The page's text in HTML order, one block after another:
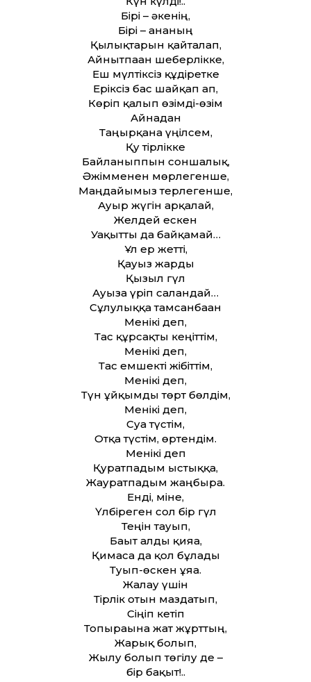
Бірі – әкенің,
Бірі – ананың
Қылықтарын қайталап,
Айнытпаған шеберлікке,
Еш мүлтіксіз құдіретке
Еріксіз бас шайқап ап,
Көріп қалып өзімді-өзім
Айнадан
Таңырқана үңілсем,
Қу тірлікке
Байланыппын соншалық,
Әжімменен мөрлегенше,
Маңдайымыз терлегенше,
Ауыр жүгін арқалай,
Желдей ескен
Уақыт­ты да байқамай…
Ұл ер жет­ті,
Қауыз жарды
Қызыл гүл
Ауызға үріп салғандай…
Сұлулыққа тамсанбаған
Менікі деп,
Тас құрсақты кеңіт­тім,
Менікі деп,
Тас емшекті жібіт­тім,
Менікі деп,
Түн ұйқымды төрт бөлдім,
Менікі деп,
Суға түстім,
Отқа түстім, өртендім.
Менікі деп
Қуратпадым ыстыққа,
Жауратпадым жаңбырға.
Енді, міне,
Үлбіреген сол бір гүл
Теңін тауып,
Бағыт алды қияға,
Қимаса да қол бұлғады
Туып-өскен ұяға.
Жалғау үшін
Тірлік отын маздатып,
Сіңіп кетіп
Топырағына жат жұрт­тың,
Жарық болып,
Жылу болып төгілу де –
бір бақыт!..